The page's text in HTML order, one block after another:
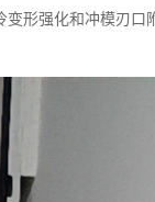
变形强化和冲模刃